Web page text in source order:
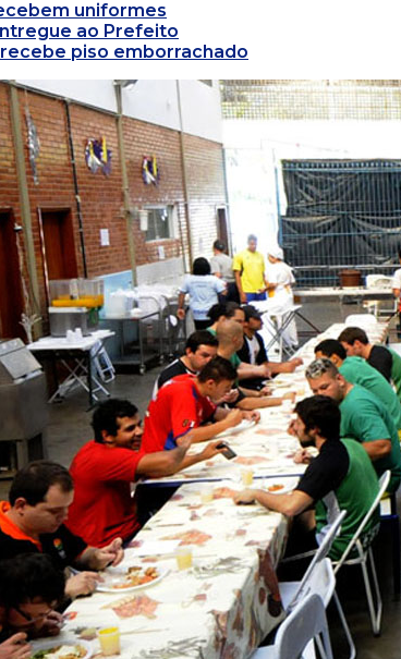
uniformes
ao Prefeito
piso emborrachado